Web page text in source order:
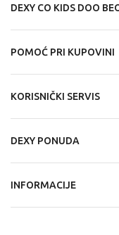
DEXY CO KIDS DOO
POMOĆ PRI KUPOVINI
KORISNIČKI SERVIS
DEXY PONUDA
INFORMACIJE